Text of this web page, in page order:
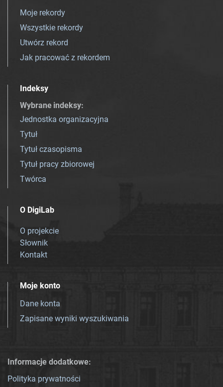
Moje rekordy
Wszystkie rekordy
Utwórz rekord
Jak pracować z rekordem
Indeksy
Wybrane indeksy:
Jednostka organizacyjna
Tytuł
Tytuł czasopisma
Tytuł pracy zbiorowej
Twórca
O DigiLab
O projekcie
Słownik
Kontakt
Moje konto
Dane konta
Zapisane wyniki wyszukiwania
Informacje dodatkowe:
Polityka prywatności